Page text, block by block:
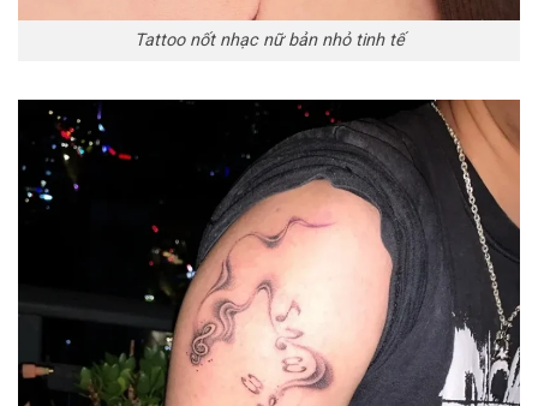
Tattoo nốt nhạc nữ bản nhỏ tinh tế